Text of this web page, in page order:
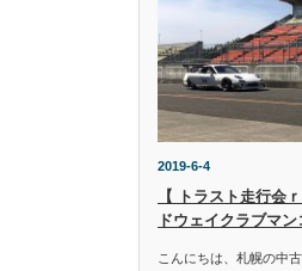
2019-6-4
【 トラスト走行会
ドウェイクラブマン
こんにちは、札幌の中